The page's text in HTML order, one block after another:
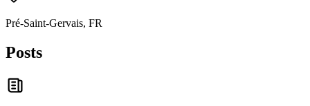
Pré-Saint-Gervais, FR
Posts